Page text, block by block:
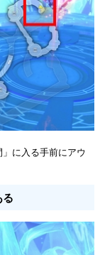
に入る手前にアウ